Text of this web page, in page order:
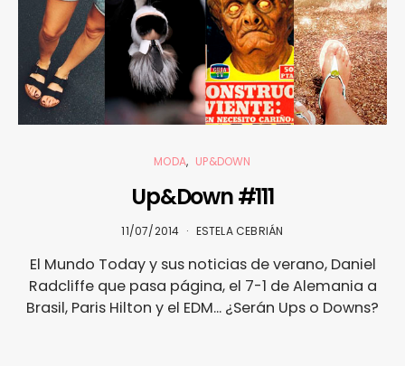
MODA UP&DOWN
Up&Down #111
11/07/2014 ESTELA CEBRIÁN
El Mundo Today y sus noticias de verano, Daniel
Radcliffe que pasa página, el 7-1 de Alemania a
Brasil, Paris Hilton y el EDM... ¿Serán Ups o Downs?